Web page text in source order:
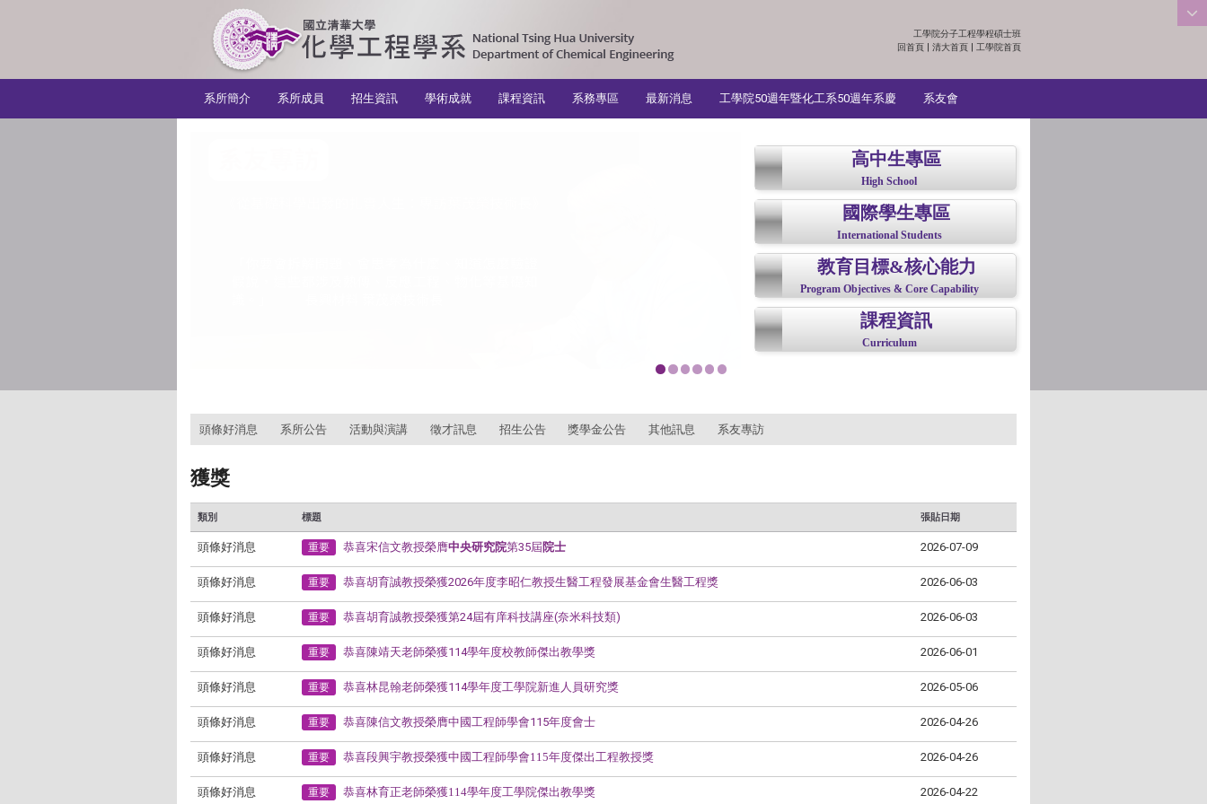
:::
工學院分子工程學程碩士班
回首頁 | 清大首頁 | 工學院首頁
系所簡介
系所成員 招生資訊 學術成就 課程資訊 系務專區 最新消息 工學院50週年暨化工系50週年系慶 系友會
高中生專區
High School
國際學生專區
International Students
教育目標&核心能力
Program Objectives & Core Capability
課程資訊
Curriculum
頭條好消息 系所公告 活動與演講 徵才訊息 招生公告 獎學金公告 其他訊息 系友專訪
獲獎
類別 標題 張貼日期
頭條好消息 重要 恭喜宋信文教授榮膺中央研究院第35屆院士 2026-07-09
頭條好消息 重要 恭喜胡育誠教授榮獲2026年度李昭仁教授生醫工程發展基金會生醫工程獎 2026-06-03
頭條好消息 重要 恭喜胡育誠教授榮獲第24屆有庠科技講座(奈米科技類) 2026-06-03
頭條好消息 重要 恭喜陳靖天老師榮獲114學年度校教師傑出教學獎 2026-06-01
頭條好消息 重要 恭喜林昆翰老師榮獲114學年度工學院新進人員研究獎 2026-05-06
頭條好消息 重要 恭喜陳信文教授榮膺中國工程師學會115年度會士 2026-04-26
頭條好消息 重要 恭喜段興宇教授榮獲中國工程師學會115年度傑出工程教授獎 2026-04-26
頭條好消息 重要 恭喜林育正老師榮獲114學年度工學院傑出教學獎 2026-04-22